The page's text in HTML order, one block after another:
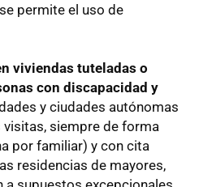
permite el uso de
viviendas tuteladas o
con discapacidad y
y ciudades autónomas
siempre de forma
por familiar) y con cita
residencias de mayores,